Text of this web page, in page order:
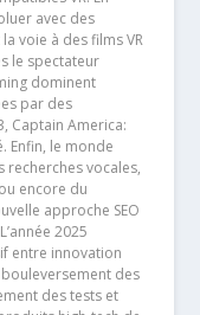
avec des
voie à des films VR
le spectateur
dominent
par des
Captain America:
Enfin, le monde
recherches vocales,
encore du
approche SEO
2025
entre innovation
des
des tests et